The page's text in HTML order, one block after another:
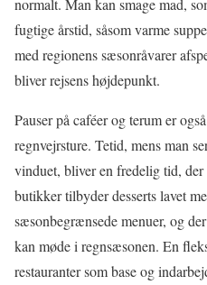
normalt. Man kan smage mad,
fugtige årstid, såsom varme
med regionens sæsonråvarer
bliver rejsens højdepunkt.
Pauser på caféer og terum er
regnvejrsture. Tetid, mens man
vinduet, bliver en fredelig tid,
butikker tilbyder desserts lavet
sæsonbegrænsede menuer, og
kan møde i regnsæsonen. En
restauranter som base og